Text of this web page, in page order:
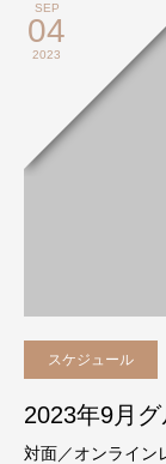
SEP
04
2023
スケジュール
2023年9月
対面／オンライン